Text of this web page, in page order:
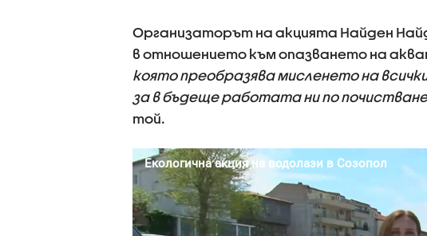
Организаторът на акцията Найден
в отношението към опазването на
която преобразява мисленето на
за в бъдеще работата ни по
той.